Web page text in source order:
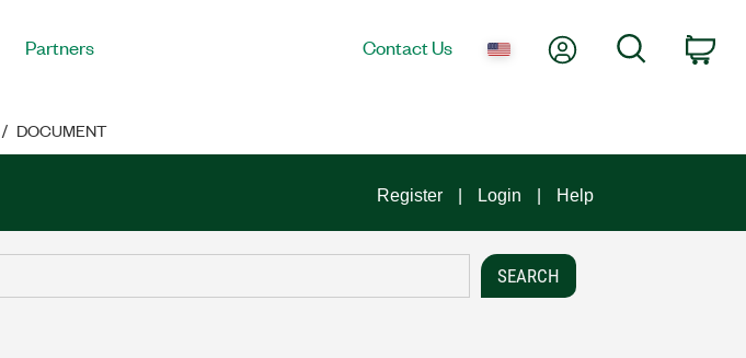
Partners Contact Us My AccountSearch
DOCUMENT
Register Login Help